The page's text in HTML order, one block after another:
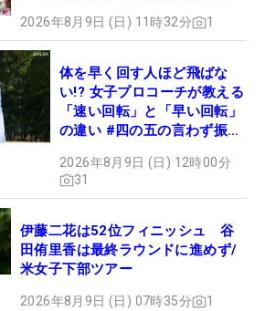
2026年8月9日 (日) 11時32分 1
体を早く回す人ほど飛ばな
い!? 女子プロコーチが教える
「速い回転」と「早い回転」
の違い #四の五の言わず振り
2026年8月9日 (日) 12時00分
31
伊藤二花は52位フィニッシュ 谷
田侑里香は最終ラウンドに進めず/
米女子下部ツアー
2026年8月9日 (日) 07時35分 1